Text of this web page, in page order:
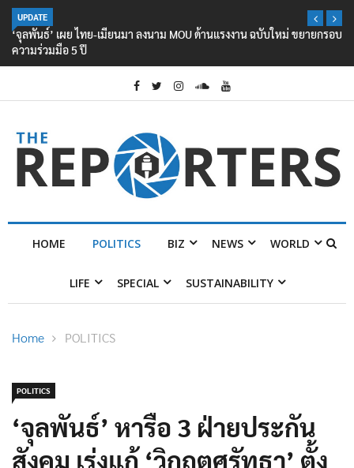
UPDATE
‘จุลพันธ์’ เผย ไทย-เมียนมา ลงนาม MOU ด้านแรงงาน ฉบับใหม่ ขยายกรอบ
ความร่วมมือ 5 ปี
HOME POLITICS BIZ NEWS WORLD
LIFE SPECIAL SUSTAINABILITY
Home POLITICS
POLITICS
‘จุลพันธ์’ หารือ 3 ฝ่ายประกัน
สังคม เร่งแก้ ‘วิกฤตศรัทธา’ ตั้ง